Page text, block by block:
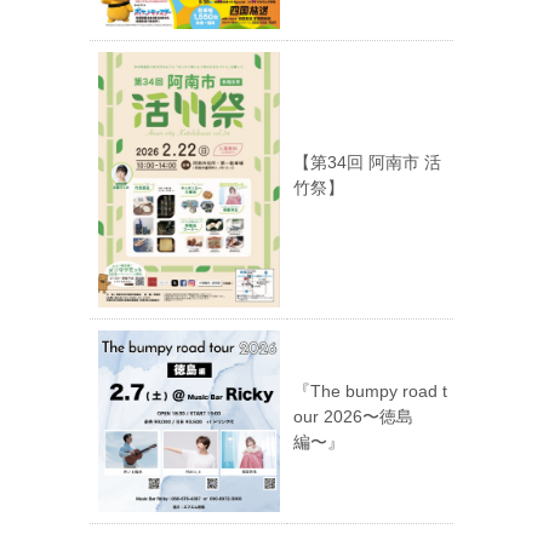
【第34回 阿南市 活
竹祭】
『The bumpy road t
our 2026〜徳島
編〜』